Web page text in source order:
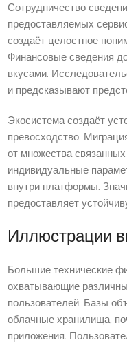
Сотрудничество
предоставляемых
создаёт целостное
Финансовые сведения
вкусами.
и предсказывают
Экосистема создаёт
превосходство.
от множества
индивидуальные
внутри платформы.
предоставляет
Иллюстрации
Большие технические
охватывающие
пользователей. Базы
облачные хранилища,
приложения.